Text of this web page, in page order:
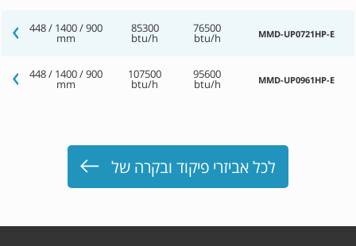
MMD-UP0721HP-E
76500
btu/h
85300
btu/h
448 / 1400 / 900
mm
MMD-UP0961HP-E
95600
btu/h
107500
btu/h
448 / 1400 / 900
mm
לכל אביזרי פיקוד ובקרה של